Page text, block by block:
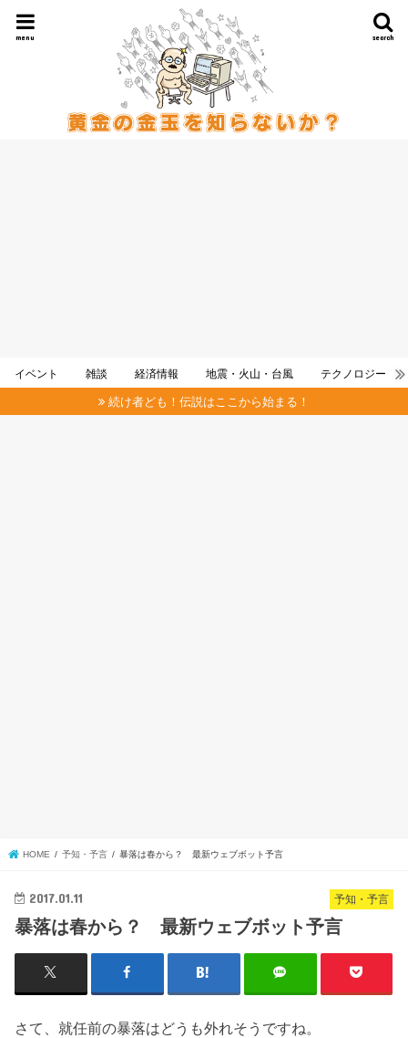
search
menu
イベント 雑談 経済情報 地震・火山・台風 テクノロジー
続け者ども！伝説はここから始まる！
HOME 予知・予言 暴落は春から？ 最新ウェブボット予言
予知・予言
2017.01.11
暴落は春から？ 最新ウェブボット予言
さて、就任前の暴落はどうも外れそうですね。